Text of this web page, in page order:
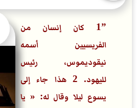
”1 كان إنسان من
الفريسيين أسمه
نيقوديموس، رئيس
لليهود.
2 هذا جاء إلى
يسوع ليلا وقال له: « يا